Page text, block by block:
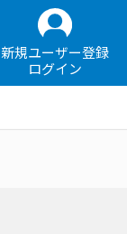
新規ユーザー登録
ログイン